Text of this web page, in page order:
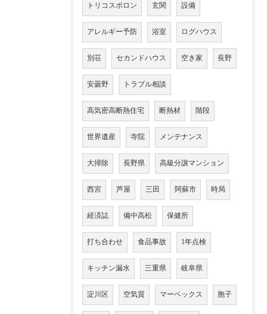
トリコスポロン 玄関 設備
アレルギー予防 浴室 ログハウス
別荘 セカンドハウス 空き家 長野
安曇野 トラブル相談
高気密高断熱住宅 断熱材 階段
世界遺産 寺院 メンテナンス
大掃除 長野県 高級分譲マンション
西宮 芦屋 三田 阿蘇市 時局
経済誌 備中高松 保健所
打ち合わせ 食品事故 1年点検
キッチン漏水 三重県 岐阜県
淀川区 空気質 マーベックス 胞子